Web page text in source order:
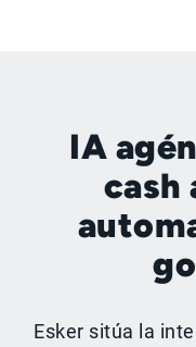
IA
cash
Esker sitúa la